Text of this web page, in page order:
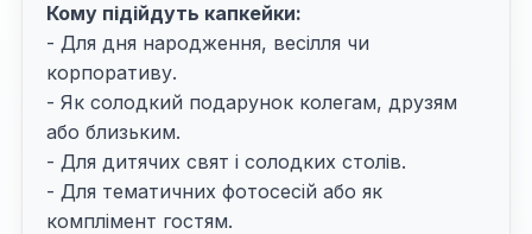
Кому підійдуть капкейки:
- Для дня народження, весілля чи
корпоративу.
- Як солодкий подарунок колегам, друзям
або близьким.
- Для дитячих свят і солодких столів.
- Для тематичних фотосесій або як
комплімент гостям.